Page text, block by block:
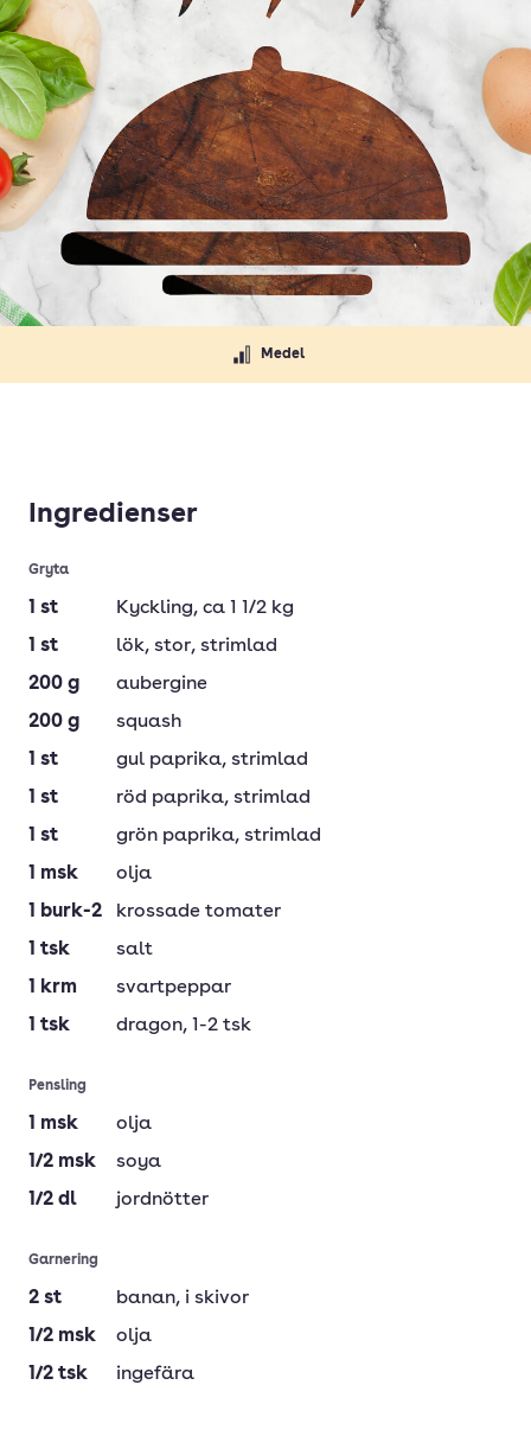
Medel
Ingredienser
Gryta
1 st Kyckling, ca 1 1/2 kg
1 st lök, stor, strimlad
200 g
aubergine
200 g
squash
1 st gul paprika, strimlad
1 st röd paprika, strimlad
1 st grön paprika, strimlad
1 msk
olja
1
burk-2
krossade tomater
1 tsk
salt
1
krm
svartpeppar
1 tsk dragon, 1-2 tsk
Pensling
1 msk
olja
1/2 msk
soya
1/2 dl jordnötter
Garnering
2 st banan, i skivor
1/2 msk
olja
1/2 tsk ingefära